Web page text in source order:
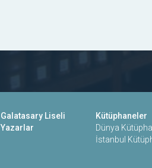
Galatasary Liseli
Yazarlar
Kütüphaneler
Dünya
İstanbul